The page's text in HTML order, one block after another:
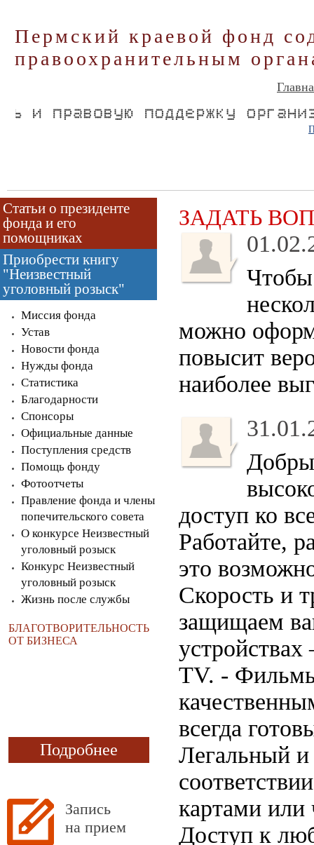
Пермский краевой фонд
правоохранительным
Статьи о президенте
фонда и его
помощниках
Приобрести книгу
"Неизвестный
уголовный розыск"
Миссия фонда
Устав
Новости фонда
Нужды фонда
Статистика
Благодарности
Спонсоры
Официальные данные
Поступления средств
Помощь фонду
Фотоотчеты
Правление фонда и члены
попечительского совета
О конкурсе Неизвестный
уголовный розыск
Конкурс Неизвестный
уголовный розыск
Жизнь после службы
БЛАГОТВОРИТЕЛЬНОСТЬ
ОТ БИЗНЕСА
Подробнее
Запись
на прием
ЗАДАТЬ
Чтобы
можно
повысит
наиболее
доступ ко
Работайте,
это
Скорость и
защищаем
TV. -
всегда
Легальный
картами
Доступ к